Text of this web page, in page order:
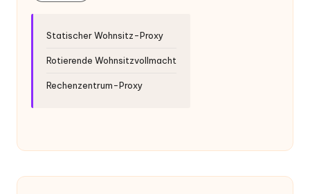
Statischer Wohnsitz-Proxy
Rotierende Wohnsitzvollmacht
Rechenzentrum-Proxy